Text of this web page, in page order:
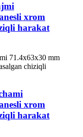
xrom
harakat
xrom
harakat